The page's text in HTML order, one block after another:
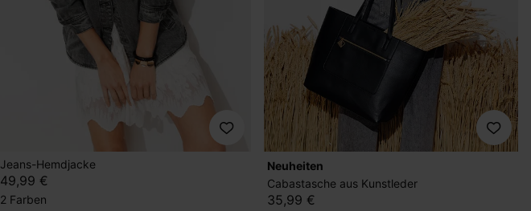
Jeans-Hemdjacke
49,99 €
2 Farben
Neuheiten
Cabastasche aus Kunstleder
35,99 €